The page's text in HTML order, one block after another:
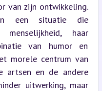
van zijn ontwikkeling.
een situatie die
haar
van humor en
morele centrum van
artsen en de andere
uitwerking, maar